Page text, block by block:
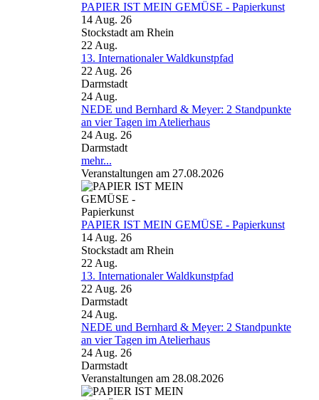
PAPIER IST MEIN GEMÜSE - Papierkunst
14 Aug. 26
Stockstadt am Rhein
22 Aug.
13. Internationaler Waldkunstpfad
22 Aug. 26
Darmstadt
24 Aug.
NEDE und Bernhard & Meyer: 2 Standpunkte
an vier Tagen im Atelierhaus
24 Aug. 26
Darmstadt
mehr...
Veranstaltungen am 27.08.2026
PAPIER IST MEIN GEMÜSE - Papierkunst
14 Aug. 26
Stockstadt am Rhein
22 Aug.
13. Internationaler Waldkunstpfad
22 Aug. 26
Darmstadt
24 Aug.
NEDE und Bernhard & Meyer: 2 Standpunkte
an vier Tagen im Atelierhaus
24 Aug. 26
Darmstadt
Veranstaltungen am 28.08.2026